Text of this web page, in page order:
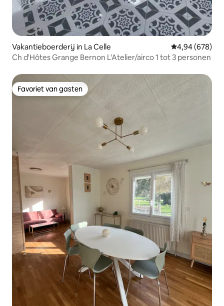
Vakantieboerderij in La Celle Gemiddelde
4,94 (678)
Ch d'Hôtes Grange Bernon L'Atelier/airco 1 tot 3 personen
Favoriet van gasten
Favoriet van gasten